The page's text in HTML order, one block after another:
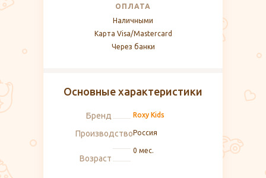
ОПЛАТА
Наличными
Карта Visa/Mastercard
Через банки
Основные характеристики
Бренд Roxy Kids
ПроизводствоРоссия
Возраст
0 мес.